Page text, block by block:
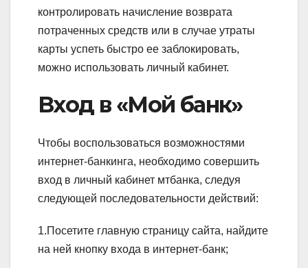
контролировать начисление возврата
потраченных средств или в случае утраты
карты успеть быстро ее заблокировать,
можно использовать личный кабинет.
Вход в «Мой банк»
Чтобы воспользоваться возможностями
интернет-банкинга, необходимо совершить
вход в личный кабинет мтбанка, следуя
следующей последовательности действий:
1.Посетите главную страницу сайта, найдите
на ней кнопку входа в интернет-банк;